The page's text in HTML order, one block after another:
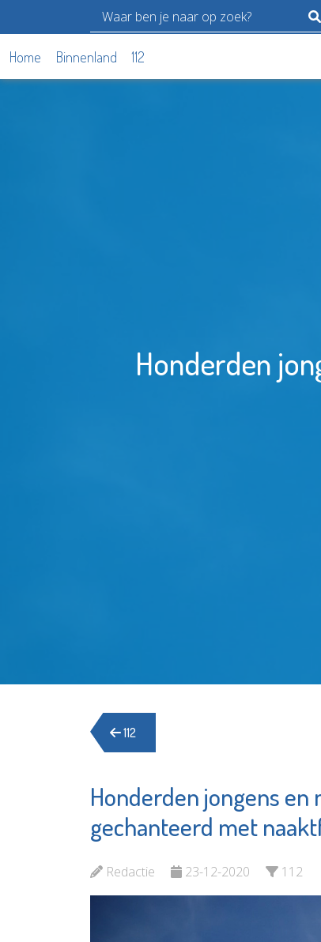
Home Binnenland 112
Honderden
112
Honderden jongens
gechanteerd met
Redactie 23-12-2020 112